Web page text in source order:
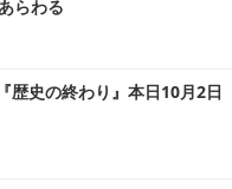
らわる
歴史の終わり』本日10月2日